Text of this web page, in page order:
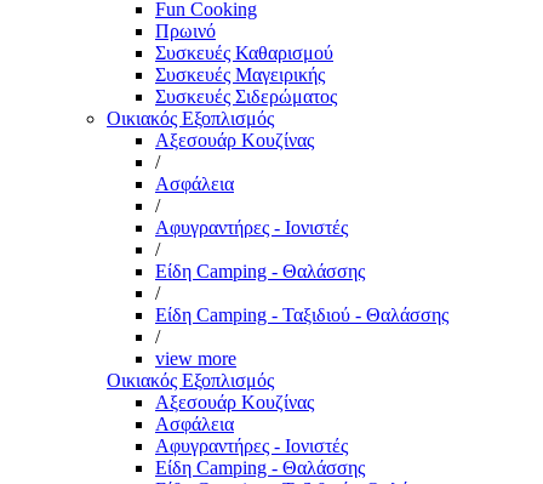
Fun Cooking
Πρωινό
Συσκευές Καθαρισμού
Συσκευές Μαγειρικής
Συσκευές Σιδερώματος
Οικιακός Εξοπλισμός
Αξεσουάρ Κουζίνας
/
Ασφάλεια
/
Αφυγραντήρες - Ιονιστές
/
Είδη Camping - Θαλάσσης
/
Είδη Camping - Ταξιδιού - Θαλάσσης
/
view more
Οικιακός Εξοπλισμός
Αξεσουάρ Κουζίνας
Ασφάλεια
Αφυγραντήρες - Ιονιστές
Είδη Camping - Θαλάσσης